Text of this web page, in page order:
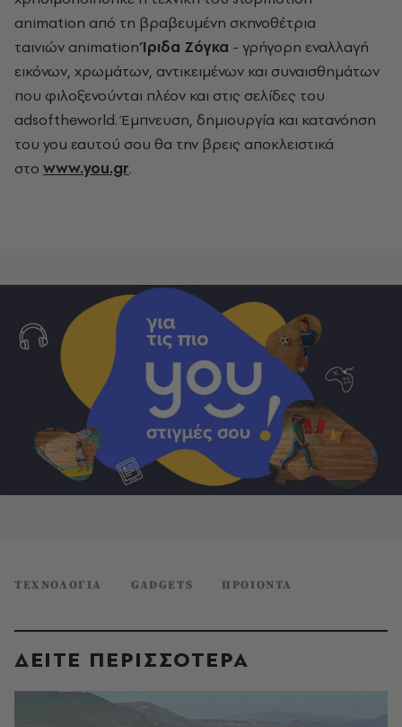
animation από τη βραβευμένη σκηνοθέτρια
ταινιών animationΊριδα Ζόγκα - γρήγορη εναλλαγή
εικόνων, χρωμάτων, αντικειμένων και συναισθημάτων
που φιλοξενούνται πλέον και στις σελίδες του
adsoftheworld. Έμπνευση, δημιουργία και κατανόηση
του you εαυτού σου θα την βρεις αποκλειστικά
στο www.you.gr.
ΤΕΧΝΟΛΟΓΙΑ GADGETS ΠΡΟΙΟΝΤΑ
ΔΕΙΤΕ ΠΕΡΙΣΣΟΤΕΡΑ